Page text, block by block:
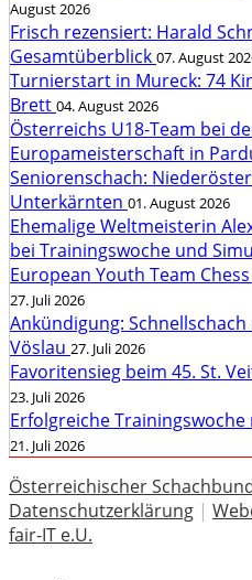
August 2026
Frisch rezensiert: Harald
Gesamtüberblick 07. August
Turnierstart in Mureck: 74
Brett 04. August 2026
Österreichs U18-Team bei
Europameisterschaft in
Seniorenschach:
Unterkärnten 01. August 2026
Ehemalige Weltmeisterin
bei Trainingswoche und
European Youth Team
27. Juli 2026
Ankündigung:
Vöslau 27. Juli 2026
Favoritensieg beim 45. St.
23. Juli 2026
Erfolgreiche Trainingswoche
21. Juli 2026
Österreichischer
Datenschutzerklärung |
fair-IT e.U.